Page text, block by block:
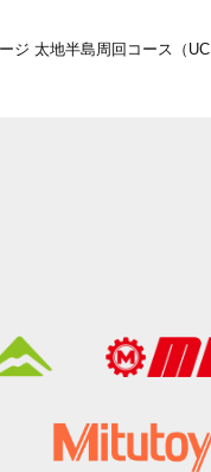
ジ 太地半島周回コース（UCI